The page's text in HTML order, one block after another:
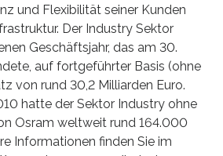
und Flexibilität seiner Kunden
Der Industry Sektor
Geschäftsjahr, das am 30.
auf fortgeführter Basis (ohne
von rund 30,2 Milliarden Euro.
hatte der Sektor Industry ohne
Osram weltweit rund 164.000
Informationen finden Sie im